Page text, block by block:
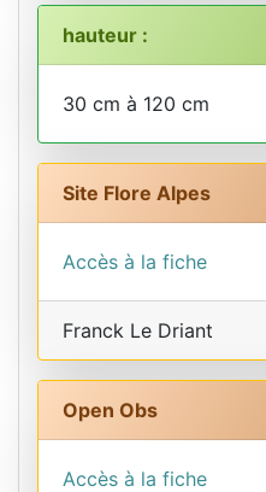
hauteur :
30 cm à 120 cm
Site Flore Alpes
Accès à la fiche
Franck Le Driant
Open Obs
Accès à la fiche